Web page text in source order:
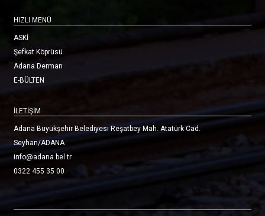
HIZLI MENÜ
ASKİ
Şefkat Köprüsü
Adana Derman
E-BÜLTEN
İLETİŞİM
Adana Büyükşehir Belediyesi Reşatbey Mah. Atatürk Cad.
Seyhan/ADANA
info@adana.bel.tr
0322 455 35 00